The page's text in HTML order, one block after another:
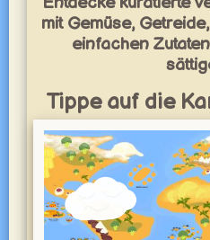
mit Gemüse,
einfachen
Tippe auf die